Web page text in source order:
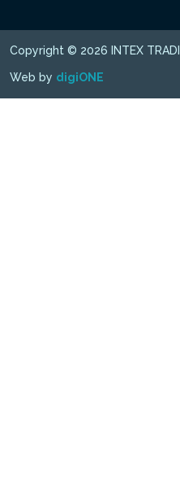
Copyright © 2026 INTEX
Web by digiONE